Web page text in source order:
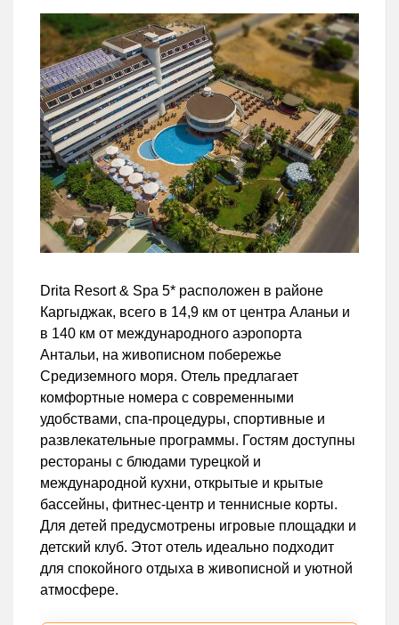
Drita Resort & Spa 5* расположен в районе
Каргыджак, всего в 14,9 км от центра Аланьи и
в 140 км от международного аэропорта
Антальи, на живописном побережье
Средиземного моря. Отель предлагает
комфортные номера с современными
удобствами, спа-процедуры, спортивные и
развлекательные программы. Гостям доступны
рестораны с блюдами турецкой и
международной кухни, открытые и крытые
бассейны, фитнес-центр и теннисные корты.
Для детей предусмотрены игровые площадки и
детский клуб. Этот отель идеально подходит
для спокойного отдыха в живописной и уютной
атмосфере.